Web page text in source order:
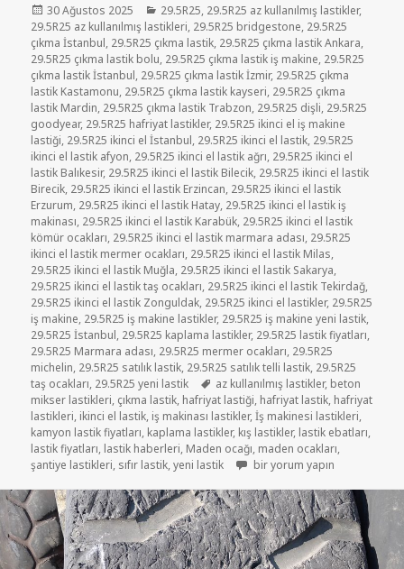
Yayın
tarihi
30 Ağustos 2025 Kategoriler
29.5R25, 29.5R25 az kullanılmış lastikler,
29.5R25 az kullanılmış lastikleri, 29.5R25 bridgestone, 29.5R25
çıkma İstanbul, 29.5R25 çıkma lastik, 29.5R25 çıkma lastik Ankara,
29.5R25 çıkma lastik bolu, 29.5R25 çıkma lastik iş makine, 29.5R25
çıkma lastik İstanbul, 29.5R25 çıkma lastik İzmir, 29.5R25 çıkma
lastik Kastamonu, 29.5R25 çıkma lastik kayseri, 29.5R25 çıkma
lastik Mardin, 29.5R25 çıkma lastik Trabzon, 29.5R25 dişli, 29.5R25
goodyear, 29.5R25 hafriyat lastikler, 29.5R25 ikinci el iş makine
lastiği, 29.5R25 ikinci el İstanbul, 29.5R25 ikinci el lastik, 29.5R25
ikinci el lastik afyon, 29.5R25 ikinci el lastik ağrı, 29.5R25 ikinci el
lastik Balıkesir, 29.5R25 ikinci el lastik Bilecik, 29.5R25 ikinci el lastik
Birecik, 29.5R25 ikinci el lastik Erzincan, 29.5R25 ikinci el lastik
Erzurum, 29.5R25 ikinci el lastik Hatay, 29.5R25 ikinci el lastik iş
makinası, 29.5R25 ikinci el lastik Karabük, 29.5R25 ikinci el lastik
kömür ocakları, 29.5R25 ikinci el lastik marmara adası, 29.5R25
ikinci el lastik mermer ocakları, 29.5R25 ikinci el lastik Milas,
29.5R25 ikinci el lastik Muğla, 29.5R25 ikinci el lastik Sakarya,
29.5R25 ikinci el lastik taş ocakları, 29.5R25 ikinci el lastik Tekirdağ,
29.5R25 ikinci el lastik Zonguldak, 29.5R25 ikinci el lastikler, 29.5R25
iş makine, 29.5R25 iş makine lastikler, 29.5R25 iş makine yeni lastik,
29.5R25 İstanbul, 29.5R25 kaplama lastikler, 29.5R25 lastik fiyatları,
29.5R25 Marmara adası, 29.5R25 mermer ocakları, 29.5R25
michelin, 29.5R25 satılık lastik, 29.5R25 satılık telli lastik, 29.5R25
taş ocakları, 29.5R25 yeni lastik Etiketler
az kullanılmış lastikler, beton
mikser lastikleri, çıkma lastik, hafriyat lastiği, hafriyat lastik, hafriyat
lastikleri, ikinci el lastik, iş makinası lastikler,İş makinesi lastikleri,
kamyon lastik fiyatları, kaplama lastikler, kış lastikler, lastik ebatları,
lastik fiyatları, lastik haberleri, Maden ocağı, maden ocakları,
şantiye lastikleri, sıfır lastik,yeni lastik 29-5-25 BEZLİ İŞ MAKİNE
bir yorum yapın